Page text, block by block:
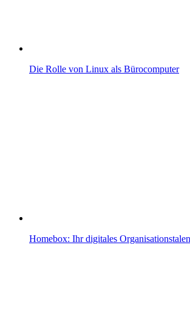
Die Rolle von Linux als Bürocomputer
Homebox: Ihr digitales